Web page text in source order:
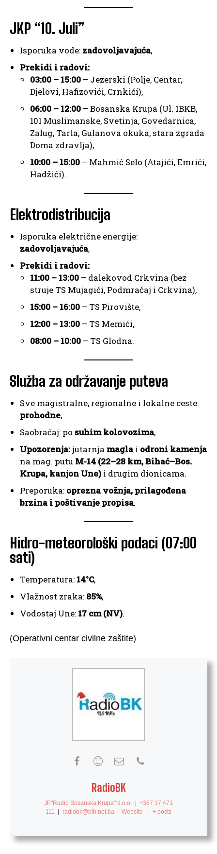
JKP “10. Juli”
Isporuka vode: zadovoljavajuća,
Prekidi i radovi:
03:00 – 15:00 – Jezerski (Polje, Centar,
Djelovi, Hafizovići, Crnkići),
06:00 – 12:00 – Bosanska Krupa (Ul. 1BKB,
101 Muslimanske, Svetinja, Govedarnica,
Zalug, Tarla, Gulanova okuka, stara zgrada
Doma zdravlja),
10:00 – 15:00 – Mahmić Selo (Atajići, Emrići,
Hadžići).
Elektrodistribucija
Isporuka električne energije:
zadovoljavajuća,
Prekidi i radovi:
11:00 – 13:00 – dalekovod Crkvina (bez
struje TS Mujagići, Podmračaj i Crkvina),
15:00 – 16:00 – TS Pirovište,
12:00 – 13:00 – TS Memići,
08:00 – 10:00 – TS Glodna.
Služba za održavanje puteva
Sve magistralne, regionalne i lokalne ceste:
prohodne,
Saobraćaj: po suhim kolovozima,
Upozorenja:jutarnja maglai odroni kamenja
na mag. putu M-14 (22–28 km, Bihać–Bos.
Krupa, kanjon Une) i drugim dionicama.
Preporuka: oprezna vožnja, prilagođena
brzina i poštivanje propisa.
Hidro-meteorološki podaci (07:00
sati)
Temperatura: 14°C,
Vlažnost zraka: 85%,
Vodostaj Une: 17 cm (NV).
(Operativni centar civilne zaštite)
RadioBK
JP"Radio Bosanska Krupa" d.o.o.
+387 37 471
111
radiobk@bih.net.ba Website + posts